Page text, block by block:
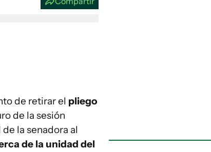
de retirar el pliego
de la sesión
la senadora al
de la unidad del